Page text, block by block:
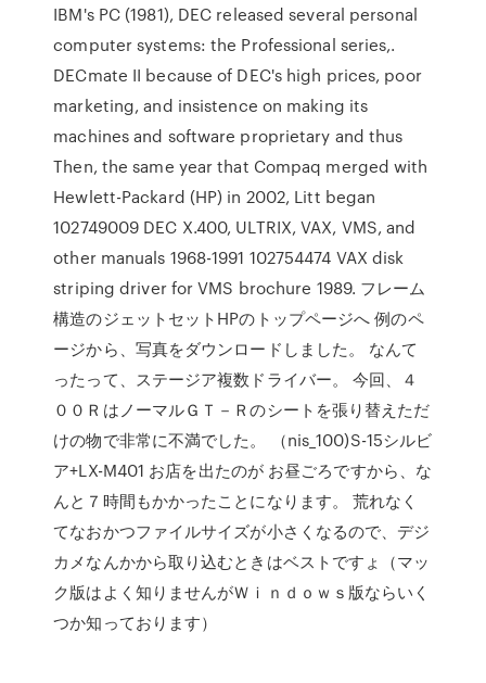
IBM's PC (1981), DEC released several personal
computer systems: the Professional series,.
DECmate II because of DEC's high prices, poor
marketing, and insistence on making its
machines and software proprietary and thus
Then, the same year that Compaq merged with
Hewlett-Packard (HP) in 2002, Litt began
102749009 DEC X.400, ULTRIX, VAX, VMS, and
other manuals 1968-1991 102754474 VAX disk
striping driver for VMS brochure 1989. フレーム
構造のジェットセットHPのトップページへ 例のペ
ージから、写真をダウンロードしました。 なんて
ったって、ステージア複数ドライバー。 今回、４
００ＲはノーマルＧＴ－Ｒのシートを張り替えただ
けの物で非常に不満でした。 （nis_100)S-15シルビ
ア+LX-M401 お店を出たのが お昼ごろですから、な
んと７時間もかかったことになります。 荒れなく
てなおかつファイルサイズが小さくなるので、デジ
カメなんかから取り込むときはベストですょ（マッ
ク版はよく知りませんがＷｉｎｄｏｗｓ版ならいく
つか知っております）